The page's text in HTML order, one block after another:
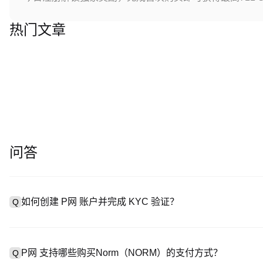
热门文章
问答
Q 如何创建 P网 账户并完成 KYC 验证？
Q P网 支持哪些购买Norm（NORM）的支付方式？